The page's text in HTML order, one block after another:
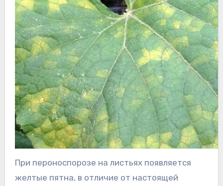
При пероноспорозе на листьях появляется
желтые пятна, в отличие от настоящей